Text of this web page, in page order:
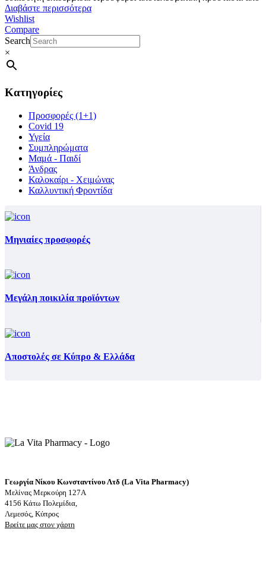
Διαβάστε περισσότερα
Wishlist
Compare
Search
×
Κατηγορίες
Προσφορές (1+1)
Covid 19
Υγεία
Συμπληρώματα
Μαμά - Παιδί
Άνδρας
Καλοκαίρι - Χειμώνας
Καλλυντική Φροντίδα
Μηνιαίες προσφορές
Μεγάλη ποικιλία προϊόντων
Αποστολές σε Κύπρο & Ελλάδα
Γεωργία Νίκου Κωνσταντίνου Λτδ (La Vita Pharmacy)
Μελίνας Μερκούρη 127Α
4156 Κάτω Πολεμίδια,
Λεμεσός, Κύπρος
Βρείτε μας στον χάρτη